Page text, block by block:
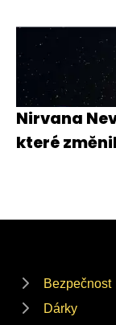
Nirvana
které
Bezpečnost
Dárky